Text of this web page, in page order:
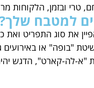
טרי ובזמן, הלקוחות
למטבח
את סוג התפריט
או באירועים
"א-לה-קארט", הדגש